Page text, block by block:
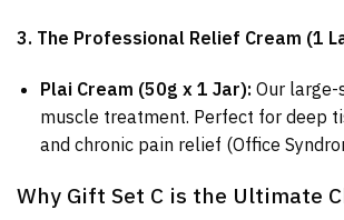
3. The Professional Relief Cream (1
Plai Cream (50g x 1 Jar): Our large-
muscle treatment. Perfect for deep
and chronic pain relief (Office
Why Gift Set C is the Ultimate